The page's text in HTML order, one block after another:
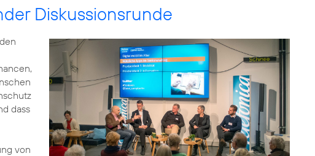
Diskussionsrunde
dass
von